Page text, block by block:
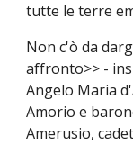
tutte le terre
Non c'ò da
affronto>> -
Angelo Maria
Amorio e
Amerusio,